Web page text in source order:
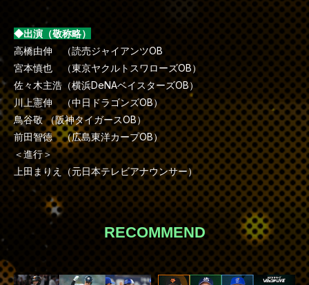
◆出演（敬称略）
高橋由伸 （読売ジャイアンツOB
宮本慎也 （東京ヤクルトスワローズOB）
佐々木主浩（横浜DeNAベイスターズOB）
川上憲伸 （中日ドラゴンズOB）
鳥谷敬 （阪神タイガースOB）
前田智徳 （広島東洋カープOB）
＜進行＞
上田まりえ（元日本テレビアナウンサー）
RECOMMEND